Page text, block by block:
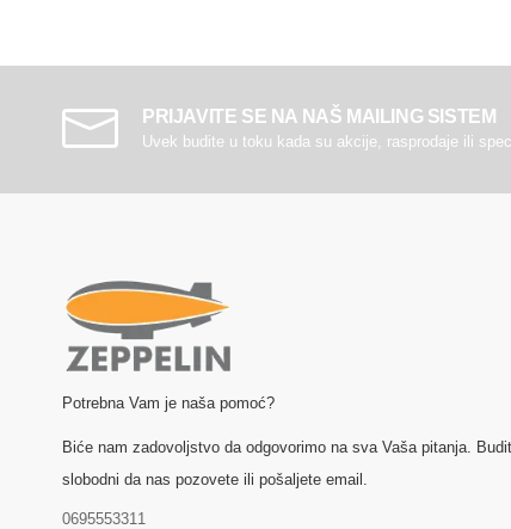
PRIJAVITE SE NA NAŠ MAILING SISTEM
Uvek budite u toku kada su akcije, rasprodaje ili
Potrebna Vam je naša pomoć?
Biće nam zadovoljstvo da odgovorimo na sva Vaša pitanja.
slobodni da nas pozovete ili pošaljete email.
0695553311